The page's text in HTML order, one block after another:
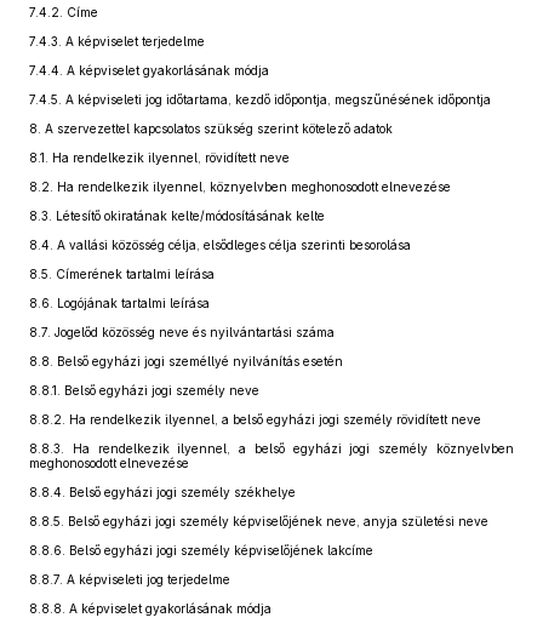
7.4.2.
Címe
7.4.3. A képviselet terjedelme
7.4.4. A képviselet gyakorlásának módja
7.4.5. A képviseleti jog időtartama, kezdő időpontja, megszűnésének időpontja
8. A szervezettel kapcsolatos szükség szerint kötelező adatok
8.1.
Ha rendelkezik ilyennel, rövidített neve
8.2.
Ha rendelkezik ilyennel, köznyelvben meghonosodott elnevezése
8.3.
Létesítő okiratának kelte/módosításának kelte
8.4. A vallási közösség célja, elsődleges célja szerinti besorolása
8.5.
Címerének tartalmi leírása
8.6.
Logójának tartalmi leírása
8.7. Jogelőd közösség neve és nyilvántartási száma
8.8.
Belső egyházi jogi személlyé nyilvánítás esetén
8.8.1.
Belső egyházi jogi személy neve
8.8.2.
Ha rendelkezik ilyennel, a belső egyházi jogi személy rövidített neve
8.8.3.
Ha rendelkezik ilyennel, a belső egyházi jogi személy köznyelvben
meghonosodott elnevezése
8.8.4.
Belső egyházi jogi személy székhelye
8.8.5.
Belső egyházi jogi személy képviselőjének neve, anyja születési neve
8.8.6.
Belső egyházi jogi személy képviselőjének lakcíme
8.8.7. A képviseleti jog terjedelme
8.8.8. A képviselet gyakorlásának módja